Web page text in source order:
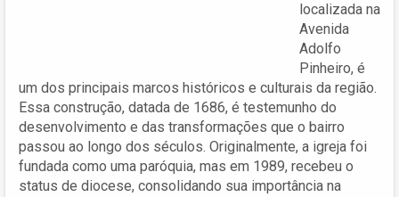
localizada na
Avenida
Adolfo
Pinheiro, é
um dos principais marcos históricos e culturais da região.
Essa construção, datada de 1686, é testemunho do
desenvolvimento e das transformações que o bairro
passou ao longo dos séculos. Originalmente, a igreja foi
fundada como uma paróquia, mas em 1989, recebeu o
status de diocese, consolidando sua importância na